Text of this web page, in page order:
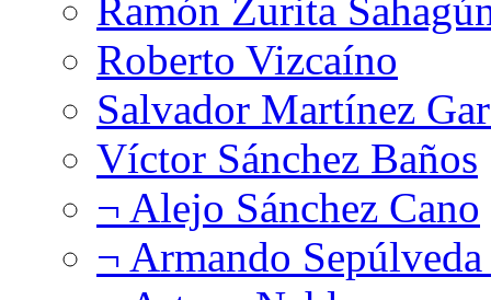
Ramón Zurita
Roberto Vizcaíno
Salvador Martínez
Víctor Sánchez Baños
¬ Alejo Sánchez Cano
¬ Armando